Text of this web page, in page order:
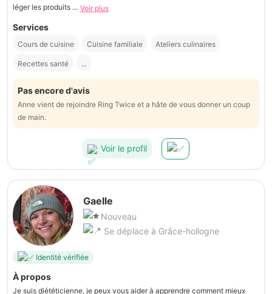
léger les produits ... Voir plus
Services
Cours de cuisine Cuisine familiale Ateliers culinaires
Recettes santé ...
Pas encore d'avis
Anne vient de rejoindre Ring Twice et a hâte de vous donner un coup
de main.
Voir le profil
Gaelle
Nouveau
Se déplace à Grâce-hollogne
Identité vérifiée
À propos
Je suis diététicienne, je peux vous aider à apprendre comment mieux